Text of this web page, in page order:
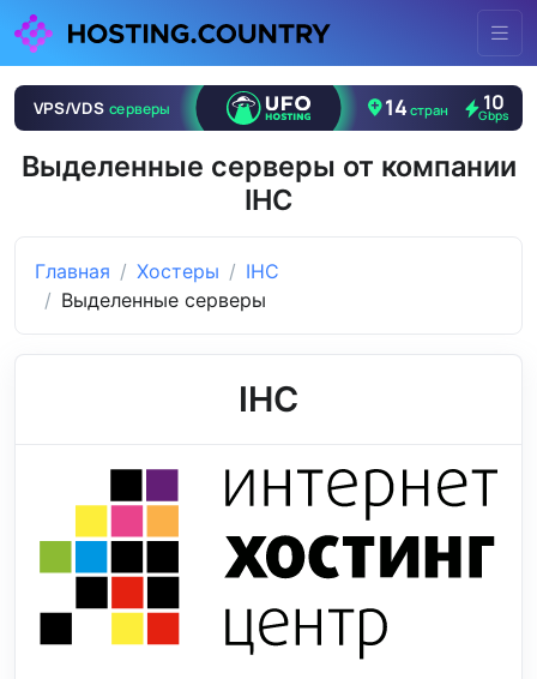
Выделенные серверы от компании
IHC
Главная Хостеры
IHC
Выделенные серверы
IHC